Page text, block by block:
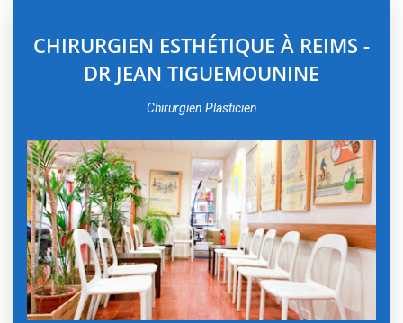
CHIRURGIEN ESTHÉTIQUE À REIMS -
DR JEAN TIGUEMOUNINE
Chirurgien Plasticien